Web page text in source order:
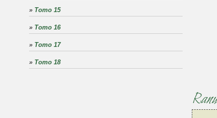
» Tomo 15
» Tomo 16
» Tomo 17
» Tomo 18